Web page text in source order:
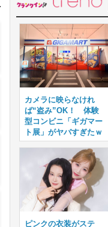
カメラに映らなけれ
ば“盗み”OK！ 体験
型コンビニ「ギガマー
ト展」がヤバすぎたｗ
ピンクの衣装がステ